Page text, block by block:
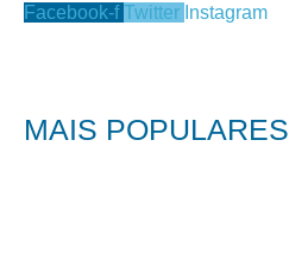
Facebook-f Twitter Instagram
MAIS POPULARES